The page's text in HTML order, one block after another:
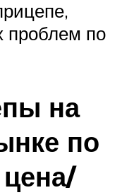
проблем по
на
по